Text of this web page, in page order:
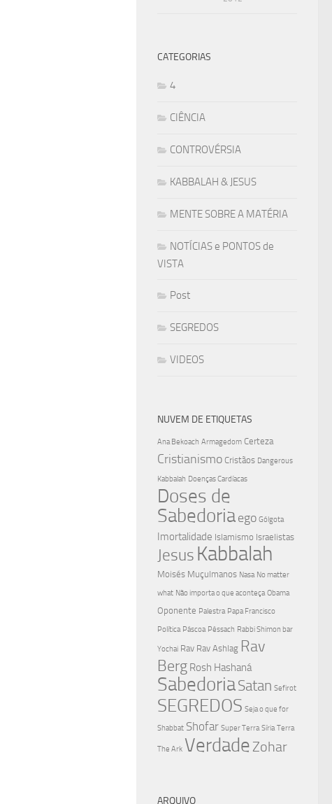
CATEGORIAS
4
CIÊNCIA
CONTROVÉRSIA
KABBALAH & JESUS
MENTE SOBRE A MATÉRIA
NOTÍCIAS e PONTOS de
VISTA
Post
SEGREDOS
VIDEOS
NUVEM DE ETIQUETAS
Ana Bekoach Armagedom Certeza
Cristianismo Cristãos Dangerous
Kabbalah Doenças Cardíacas
Doses de
Sabedoriaego Gólgota
Imortalidade Islamismo Israelistas
Jesus Kabbalah
Moisés Muçulmanos Nasa No matter
what Não importa o que aconteça Obama
Oponente Palestra Papa Francisco
Política Páscoa Pêssach Rabbi Shimon bar
Yochai Rav Rav Ashlag Rav
Berg Rosh Hashaná
SabedoriaSatan Sefirot
SEGREDOS Seja o que for
Shabbat Shofar Super Terra Síria Terra
The Ark Verdade Zohar
ARQUIVO